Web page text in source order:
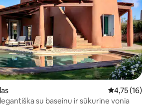
Vidutinis
4,75 (16)
„Arenada“, elegantiška su baseinu ir sūkurine vonia